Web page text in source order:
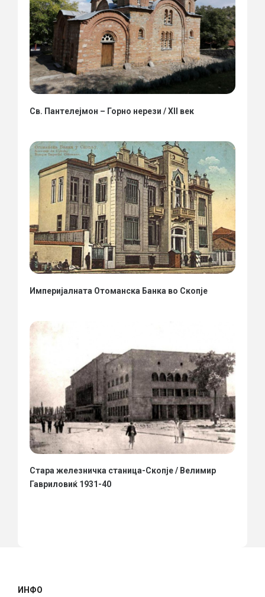
Св. Пантелејмон – Горно нерези / XII век
Империјалната Отоманска Банка во Скопје
Стара железничка станица-Скопје / Велимир
Гавриловиќ 1931-40
ИНФО